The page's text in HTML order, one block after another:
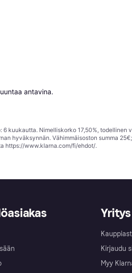
antavina.
kuukautta. Nimelliskorko 17,50%,
hyväksynnän. Vähimmäisoston summa
https://www.klarna.com/fi/ehdot/.
Yritys
Kirjaudu
Myy